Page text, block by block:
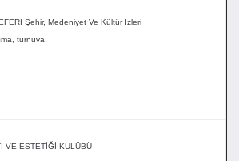
Şehir, Medeniyet Ve Kültür İzleri
turnuva,
VE ESTETİĞİ KULÜBÜ